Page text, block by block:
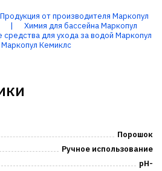
Продукция от производителя Маркопул
|
Химия для бассейна Маркопул
средства для ухода за водой Маркопул
Кемиклс
Порошок
Ручное использование
pH-